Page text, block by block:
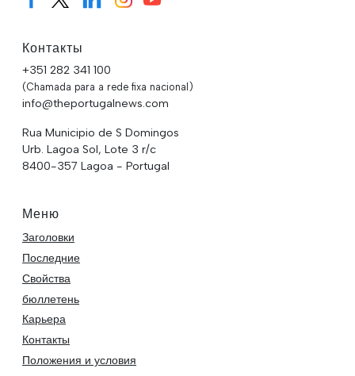
Контакты
+351 282 341 100
(Chamada para a rede fixa nacional)
info@theportugalnews.com
Rua Municipio de S Domingos
Urb. Lagoa Sol, Lote 3 r/c
8400-357 Lagoa - Portugal
Меню
Заголовки
Последние
Свойства
бюллетень
Карьера
Контакты
Положения и условия